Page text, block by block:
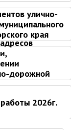
работе
аудита
город
улично-
края
дорожной
2026г.